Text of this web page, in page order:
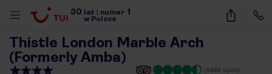
30 lat numer 1
w Polsce
12
Thistle London Marble Arch
(Formerly Amba)
(6886 opinii)